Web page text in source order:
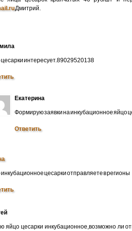
Дмитрий.
цесарки интересует.89029520138
Екатерина
Формирую заявки на инкубационное яйцо
Ответить
цесарки отправляете в регионы
яйцо цесарки инкубационное,возможно ли